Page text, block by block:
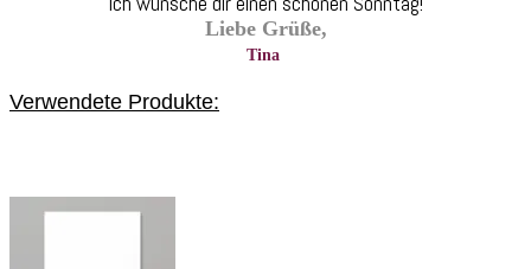
Liebe Grüße,
Tina
Verwendete Produkte: